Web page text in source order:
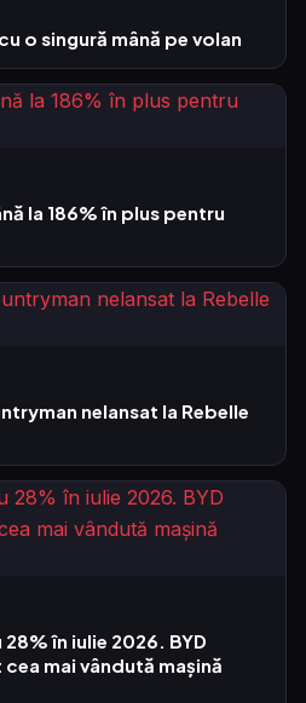
o singură mână pe volan
la 186% în plus pentru
nelansat la Rebelle
în iulie 2026. BYD
mai vândută mașină